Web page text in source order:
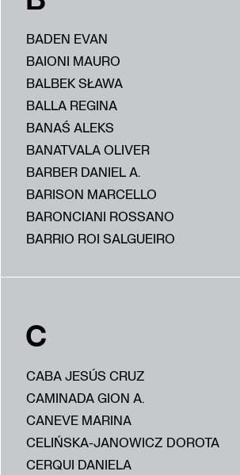
BADEN EVAN
BAIONI MAURO
BALBEK SŁAWA
BALLA REGINA
BANAŚ ALEKS
BANATVALA OLIVER
BARBER DANIEL A.
BARISON MARCELLO
BARONCIANI ROSSANO
BARRIO ROI SALGUEIRO
C
CABA JESÚS CRUZ
CAMINADA GION A.
CANEVE MARINA
CELIŃSKA-JANOWICZ DOROTA
CERQUI DANIELA